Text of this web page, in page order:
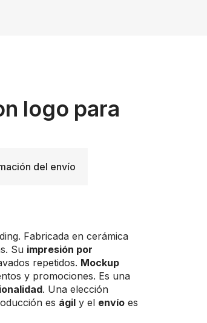
logo para
del envío
Fabricada en cerámica
Su impresión por
repetidos. Mockup
y promociones. Es una
. Una elección
es ágil y el envío es